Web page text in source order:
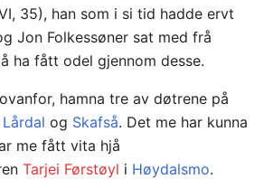
35), han som i si tid hadde ervt
Jon Folkessøner sat med frå
ha fått odel gjennom desse.
hamna tre av døtrene på
Lårdal og Skafså. Det me har kunna
me fått vita hjå
Tarjei Førstøyl i Høydalsmo.